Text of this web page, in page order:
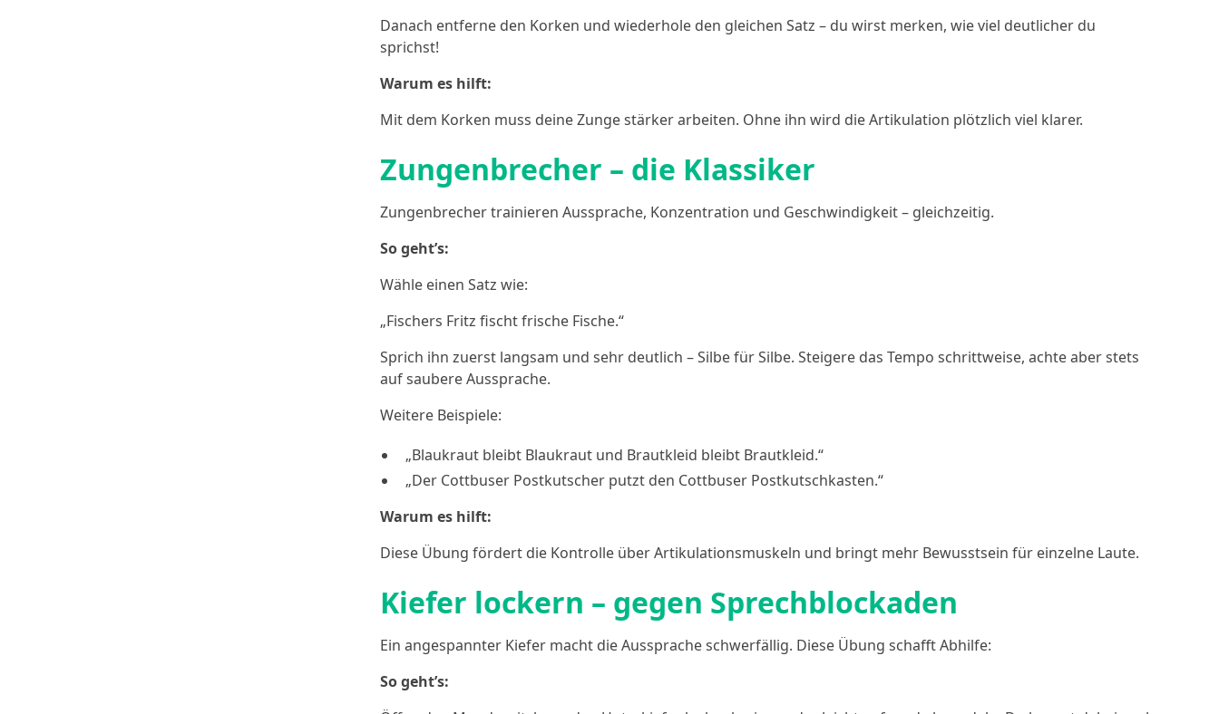
Danach entferne den Korken und wiederhole den gleichen Satz – du wirst merken, wie viel deutlicher du
sprichst!
Warum es hilft:
Mit dem Korken muss deine Zunge stärker arbeiten. Ohne ihn wird die Artikulation plötzlich viel klarer.
Zungenbrecher – die Klassiker
Zungenbrecher trainieren Aussprache, Konzentration und Geschwindigkeit – gleichzeitig.
So geht’s:
Wähle einen Satz wie:
„Fischers Fritz fischt frische Fische.“
Sprich ihn zuerst langsam und sehr deutlich – Silbe für Silbe. Steigere das Tempo schrittweise, achte aber stets
auf saubere Aussprache.
Weitere Beispiele:
„Blaukraut bleibt Blaukraut und Brautkleid bleibt Brautkleid.“
„Der Cottbuser Postkutscher putzt den Cottbuser Postkutschkasten.“
Warum es hilft:
Diese Übung fördert die Kontrolle über Artikulationsmuskeln und bringt mehr Bewusstsein für einzelne Laute.
Kiefer lockern – gegen Sprechblockaden
Ein angespannter Kiefer macht die Aussprache schwerfällig. Diese Übung schafft Abhilfe:
So geht’s: